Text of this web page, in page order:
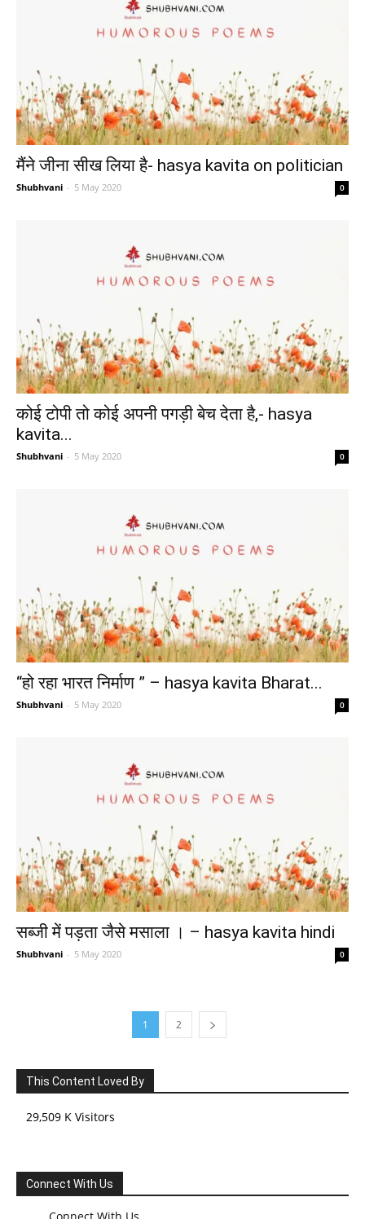
मैंने जीना सीख लिया है- hasya kavita on politician
Shubhvani - 5 May 2020 0
कोई टोपी तो कोई अपनी पगड़ी बेच देता है,- hasya
kavita...
Shubhvani - 5 May 2020 0
“हो रहा भारत निर्माण ” – hasya kavita Bharat...
Shubhvani - 5 May 2020 0
सब्जी में पड़ता जैसे मसाला । – hasya kavita hindi
Shubhvani - 5 May 2020 0
1 2
This Content Loved By
29,509 K Visitors
Connect With Us
Connect With Us